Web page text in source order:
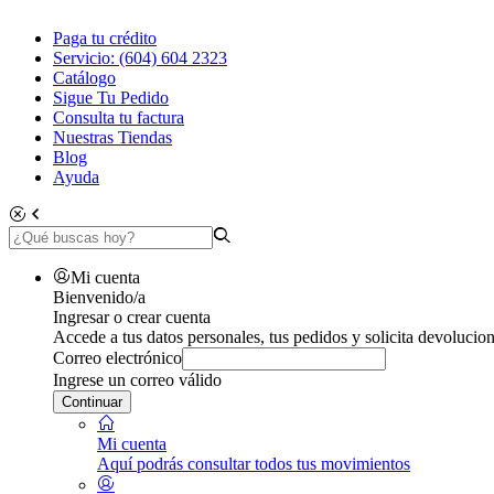
Paga tu crédito
Servicio: (604) 604 2323
Catálogo
Sigue Tu Pedido
Consulta tu factura
Nuestras Tiendas
Blog
Ayuda
Mi cuenta
Bienvenido/a
Ingresar o crear cuenta
Accede a tus datos personales, tus pedidos y solicita
Correo electrónico
Ingrese un correo válido
Continuar
Mi cuenta
Aquí podrás consultar todos tus movimientos